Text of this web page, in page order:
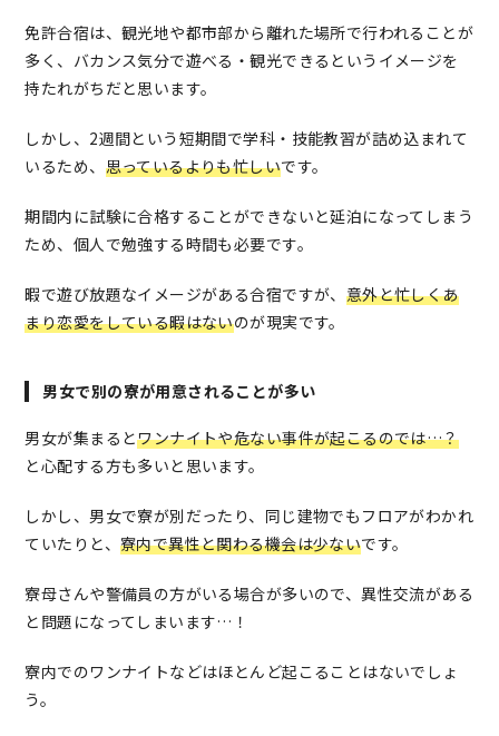
免許合宿は、観光地や都市部から離れた場所で行われることが
多く、バカンス気分で遊べる・観光できるというイメージを
持たれがちだと思います。
しかし、2週間という短期間で学科・技能教習が詰め込まれて
いるため、 思っているよりも忙しいです。
期間内に試験に合格することができないと延泊になってしまう
ため、個人で勉強する時間も必要です。
暇で遊び放題なイメージがある合宿ですが、 意外と忙しくあ
まり恋愛をしている暇はないのが現実です。
男女で別の寮が用意されることが多い
男女が集まるとワンナイトや危ない事件が起こるのでは…？
と心配する方も多いと思います。
しかし、男女で寮が別だったり、同じ建物でもフロアがわかれ
ていたりと、 寮内で異性と関わる機会は少ないです。
寮母さんや警備員の方がいる場合が多いので、異性交流がある
と問題になってしまいます…！
寮内でのワンナイトなどはほとんど起こることはないでしょ
う。